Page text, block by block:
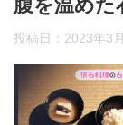
腹を温めた
投稿日： 2023年3